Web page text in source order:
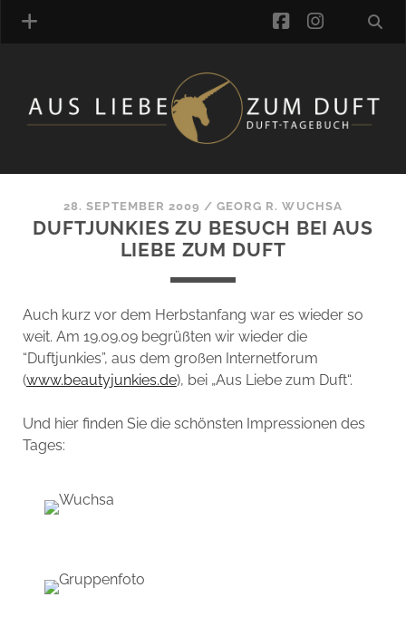
MANUFAKTUREN
DUFTNOTEN
KOMMENTARE
LINK-SAMMLUNG
ARTIKEL-ARCHIV
ONLINE-SHOP
facebook
28. SEPTEMBER 2009 /GEORG R. WUCHSA
DUFTJUNKIES ZU BESUCH BEI AUS
LIEBE ZUM DUFT
Auch kurz vor dem Herbstanfang war es wieder so
weit. Am 19.09.09 begrüßten wir wieder die
“Duftjunkies”, aus dem großen Internetforum
(www.beautyjunkies.de), bei „Aus Liebe zum Duft“.
Und hier finden Sie die schönsten Impressionen des
Tages: